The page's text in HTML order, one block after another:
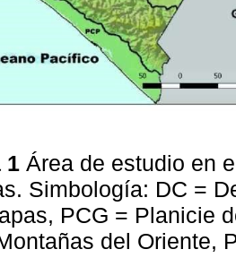
1 Área de estudio en
Simbología: DC =
PCG = Planicie
del Oriente,